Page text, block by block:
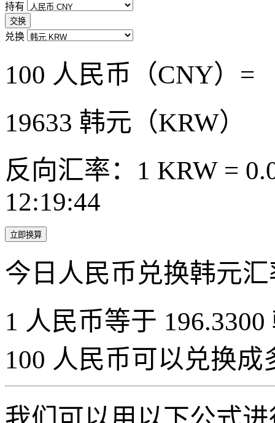
持有
交换
兑换
100 人民币（CNY）=
19633 韩元（KRW）
反向汇率：1 KRW =
12:19:44
立即换算
今日人民币兑换韩元
1 人民币等于
100 人民币可以兑换成